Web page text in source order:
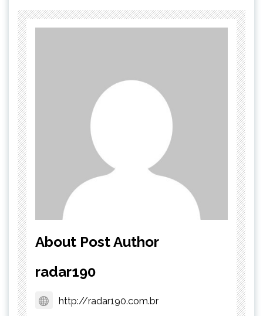
About Post Author
radar190
http://radar190.com.br